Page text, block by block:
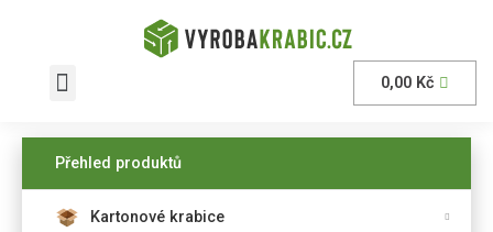
0,00 Kč
Přehled produktů
Kartonové krabice